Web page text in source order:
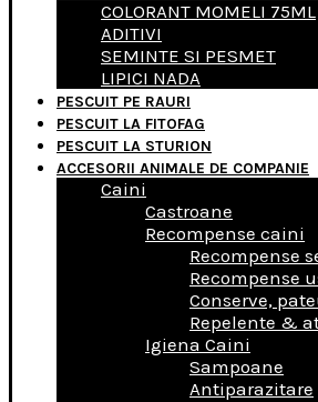
COLORANT MOMELI 75ML
ADITIVI
SEMINTE SI PESMET
LIPICI NADA
PESCUIT PE RAURI
PESCUIT LA FITOFAG
PESCUIT LA STURION
ACCESORII ANIMALE DE COMPANIE
Caini
Castroane
Recompense caini
Recompense
Recompense
Conserve,
Repelente &
Igiena Caini
Sampoane
Antiparazitare